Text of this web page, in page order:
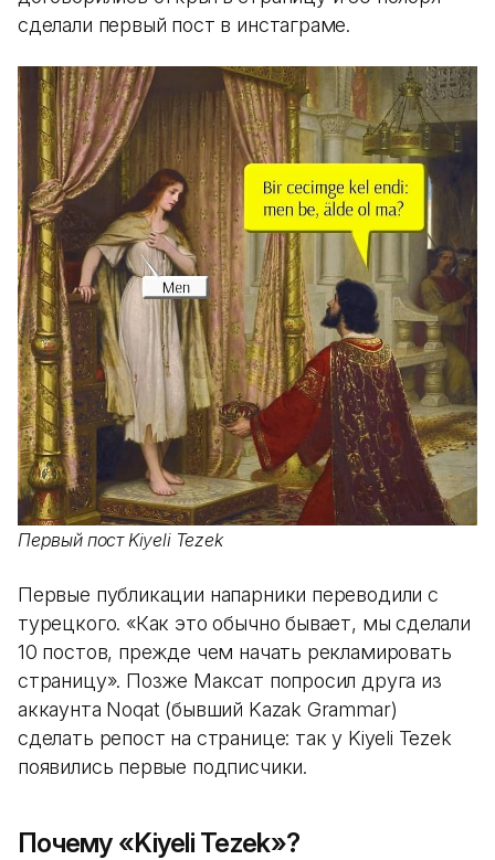
сделали первый пост в инстаграме.
Первый пост Kiyeli Tezek
Первые публикации напарники переводили с
турецкого. «Как это обычно бывает, мы сделали
10 постов, прежде чем начать рекламировать
страницу». Позже Максат попросил друга из
аккаунта Noqat (бывший Kazak Grammar)
сделать репост на странице: так у Kiyeli Tezek
появились первые подписчики.
Почему «Kiyeli Tezek»?